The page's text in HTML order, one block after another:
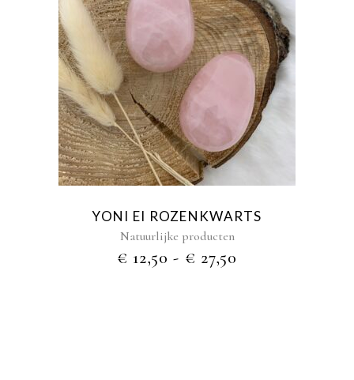
Dit
product
heeft
variaties.
Deze
optie
kan
worden
op
de
YONI EI ROZENKWARTS
Natuurlijke producten
€ 12,50 - € 27,50